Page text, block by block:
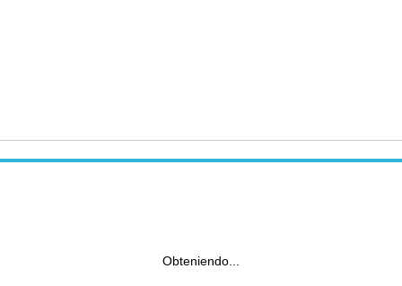
Obteniendo...